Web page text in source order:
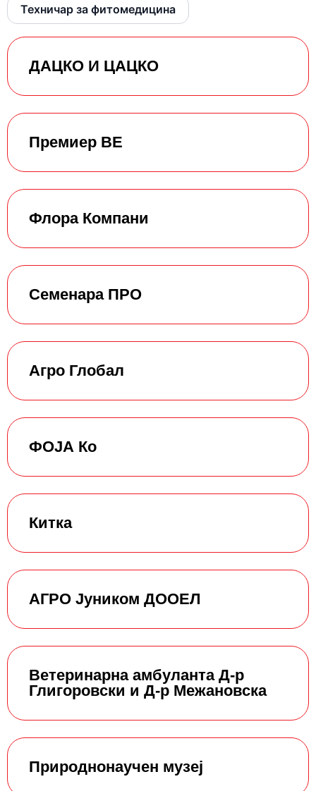
Техничар за фитомедицина
ДАЦКО И ЦАЦКО
Премиер ВЕ
Флора Компани
Семенара ПРО
Агро Глобал
ФОЈА Ко
Китка
АГРО Јуником ДООЕЛ
Ветеринарна амбуланта Д-р
Глигоровски и Д-р Межановска
Природнонаучен музеј